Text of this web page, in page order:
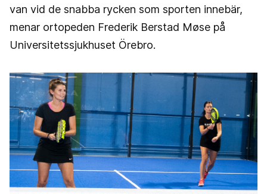
van vid de snabba rycken som sporten innebär,
menar ortopeden Frederik Berstad Møse på
Universitetssjukhuset Örebro.